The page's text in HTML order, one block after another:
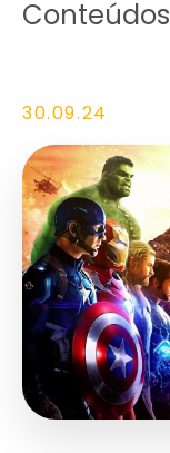
Conteúdos
30.09.24